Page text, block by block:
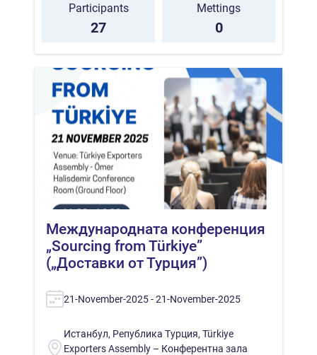
Participants
27
Mettings
0
Международната конференция
„Sourcing from Türkiye”
(„Доставки от Турция”)
21-November-2025 - 21-November-2025
Истанбул, Република Турция, Türkiye
Exporters Assembly – Конферентна зала